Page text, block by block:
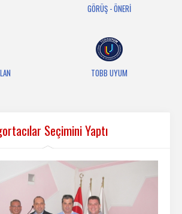
GÖRÜŞ - ÖNERİ
TOBB UYUM
Seçimini Yaptı